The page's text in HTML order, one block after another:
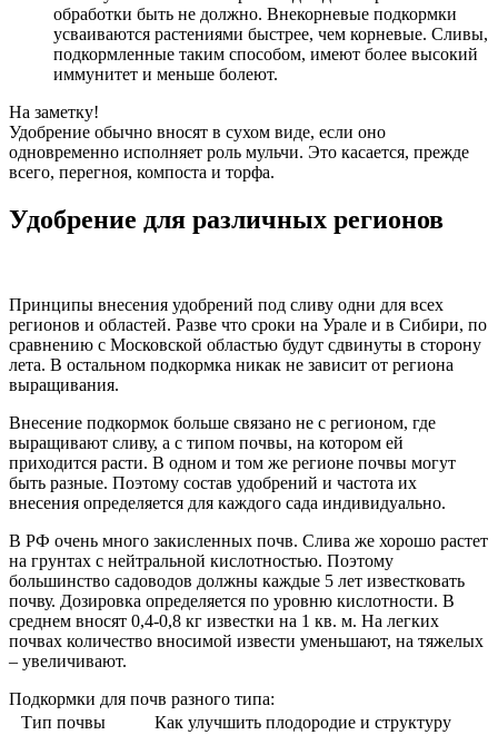
обработки быть не должно. Внекорневые подкормки
усваиваются растениями быстрее, чем корневые. Сливы,
подкормленные таким способом, имеют более высокий
иммунитет и меньше болеют.
На заметку!
Удобрение обычно вносят в сухом виде, если оно
одновременно исполняет роль мульчи. Это касается, прежде
всего, перегноя, компоста и торфа.
Удобрение для различных регионов
Принципы внесения удобрений под сливу одни для всех
регионов и областей. Разве что сроки на Урале и в Сибири, по
сравнению с Московской областью будут сдвинуты в сторону
лета. В остальном подкормка никак не зависит от региона
выращивания.
Внесение подкормок больше связано не с регионом, где
выращивают сливу, а с типом почвы, на котором ей
приходится расти. В одном и том же регионе почвы могут
быть разные. Поэтому состав удобрений и частота их
внесения определяется для каждого сада индивидуально.
В РФ очень много закисленных почв. Слива же хорошо растет
на грунтах с нейтральной кислотностью. Поэтому
большинство садоводов должны каждые 5 лет известковать
почву. Дозировка определяется по уровню кислотности. В
среднем вносят 0,4-0,8 кг известки на 1 кв. м. На легких
почвах количество вносимой извести уменьшают, на тяжелых
– увеличивают.
Подкормки для почв разного типа:
Тип почвы
Как улучшить плодородие и структуру